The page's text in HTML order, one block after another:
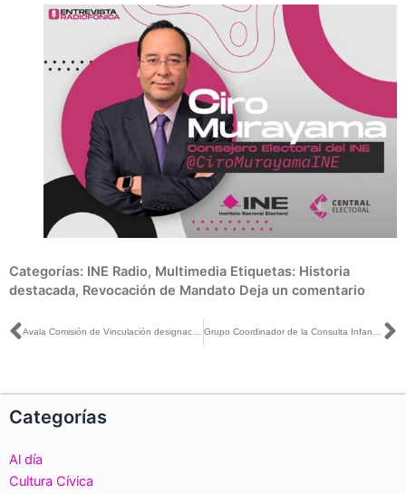
Categorías: INE Radio, Multimedia Etiquetas: Historia
destacada, Revocación de Mandato Deja un comentario
Ant Avala Comisión de Vinculación designación de 15 presidencias y 34 consejerías de OPL Grupo Coordinador de la Consulta Infantil y Juvenil 2021 celebra segunda reunión de trabajo en Tamaulipas
Categorías
Al día
Cultura Cívica